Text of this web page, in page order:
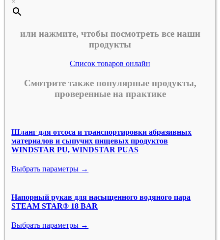
или нажмите, чтобы посмотреть все наши
продукты
Список товаров онлайн
Смотрите также популярные продукты,
проверенные на практике
Шланг для отсоса и транспортировки абразивных
материалов и сыпучих пищевых продуктов
WINDSTAR PU, WINDSTAR PUAS
Выбрать параметры →
Напорный рукав для насыщенного водяного пара
STEAM STAR® 18 BAR
Выбрать параметры →